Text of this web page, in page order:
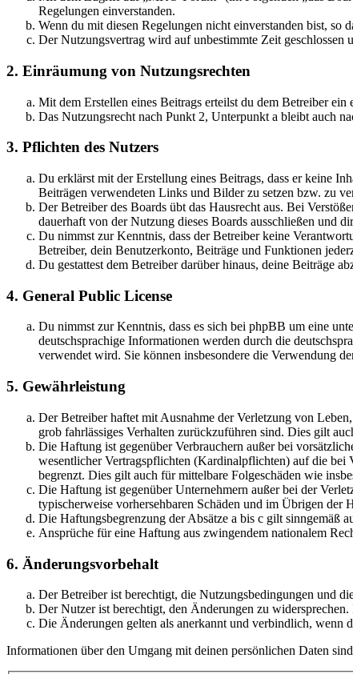
Regelungen einverstanden.
Wenn du mit diesen Regelungen nicht einverstanden bist,
Der Nutzungsvertrag wird auf unbestimmte Zeit
2. Einräumung von Nutzungsrechten
Mit dem Erstellen eines Beitrags erteilst du dem Betreiber
Das Nutzungsrecht nach Punkt 2, Unterpunkt a bleibt auch
3. Pflichten des Nutzers
Du erklärst mit der Erstellung eines Beitrags, dass er keine
Beiträgen verwendeten Links und Bilder zu setzen bzw. zu
Der Betreiber des Boards übt das Hausrecht aus. Bei
dauerhaft von der Nutzung dieses Boards ausschließen und
Du nimmst zur Kenntnis, dass der Betreiber keine
Betreiber, dein Benutzerkonto, Beiträge und Funktionen
Du gestattest dem Betreiber darüber hinaus, deine Beiträge
4. General Public License
Du nimmst zur Kenntnis, dass es sich bei phpBB um eine
deutschsprachige Informationen werden durch die
verwendet wird. Sie können insbesondere die Verwendung
5. Gewährleistung
Der Betreiber haftet mit Ausnahme der Verletzung von
grob fahrlässiges Verhalten zurückzuführen sind. Dies gilt
Die Haftung ist gegenüber Verbrauchern außer bei
wesentlicher Vertragspflichten (Kardinalpflichten) auf die bei
begrenzt. Dies gilt auch für mittelbare Folgeschäden wie
Die Haftung ist gegenüber Unternehmern außer bei der
typischerweise vorhersehbaren Schäden und im Übrigen der
Die Haftungsbegrenzung der Absätze a bis c gilt sinngemäß
Ansprüche für eine Haftung aus zwingendem nationalem
6. Änderungsvorbehalt
Der Betreiber ist berechtigt, die Nutzungsbedingungen und
Der Nutzer ist berechtigt, den Änderungen zu
Die Änderungen gelten als anerkannt und verbindlich, wenn
Informationen über den Umgang mit deinen persönlichen Daten